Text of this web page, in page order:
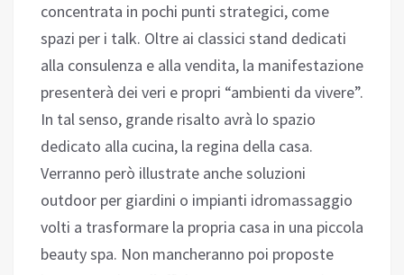
concentrata in pochi punti strategici, come
spazi per i talk. Oltre ai classici stand dedicati
alla consulenza e alla vendita, la manifestazione
presenterà dei veri e propri “ambienti da vivere”.
In tal senso, grande risalto avrà lo spazio
dedicato alla cucina, la regina della casa.
Verranno però illustrate anche soluzioni
outdoor per giardini o impianti idromassaggio
volti a trasformare la propria casa in una piccola
beauty spa. Non mancheranno poi proposte